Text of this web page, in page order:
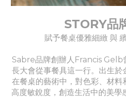
STORY品
賦予餐桌優雅細緻 與
Sabre品牌創辦人Francis Gelb
長大會從事餐具這一行。出生於
在餐桌的藝術中，對色彩、材
高度敏銳度，創造生活中的美